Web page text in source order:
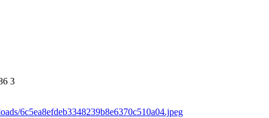
3
6c5ea8efdeb3348239b8e6370c510a04.jpeg